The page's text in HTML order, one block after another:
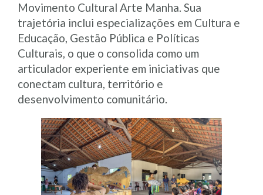
Movimento Cultural Arte Manha. Sua
trajetória inclui especializações em Cultura e
Educação, Gestão Pública e Políticas
Culturais, o que o consolida como um
articulador experiente em iniciativas que
conectam cultura, território e
desenvolvimento comunitário.